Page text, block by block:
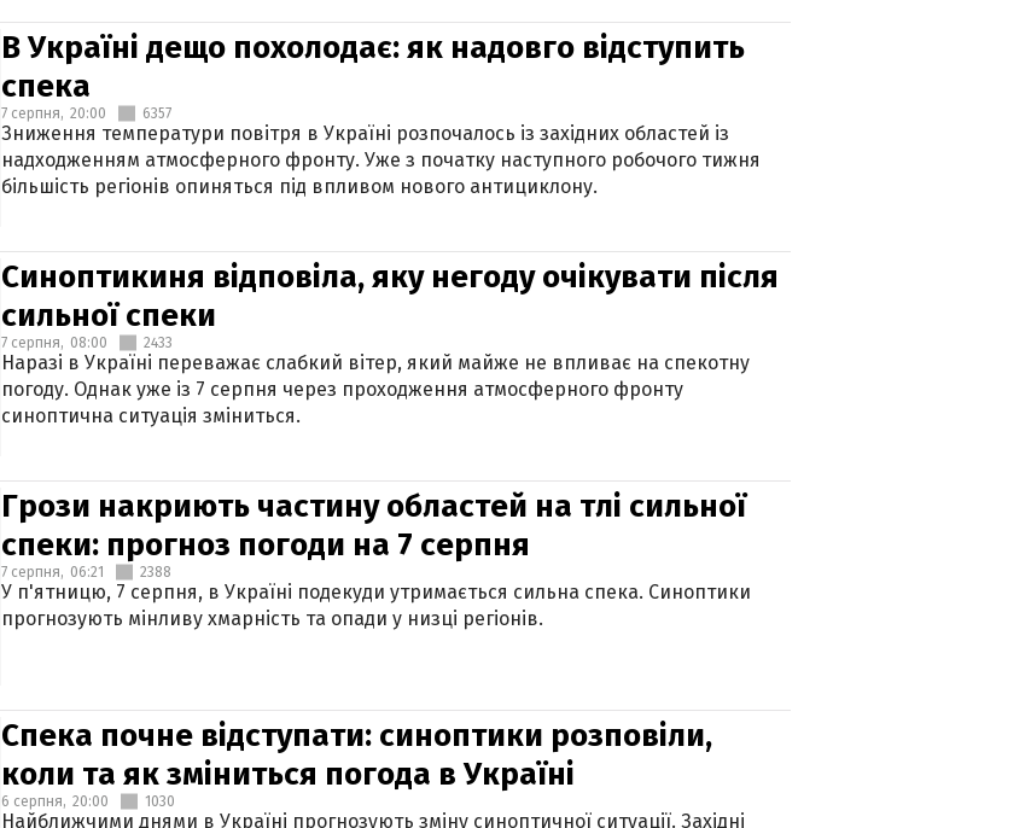
В Україні дещо похолодає: як надовго відступить
спека
7 серпня, 20:00 6357
Зниження температури повітря в Україні розпочалось із західних областей із
надходженням атмосферного фронту. Уже з початку наступного робочого тижня
більшість регіонів опиняться під впливом нового антициклону.
Синоптикиня відповіла, яку негоду очікувати після
сильної спеки
7 серпня, 08:00 2433
Наразі в Україні переважає слабкий вітер, який майже не впливає на спекотну
погоду. Однак уже із 7 серпня через проходження атмосферного фронту
синоптична ситуація зміниться.
Грози накриють частину областей на тлі сильної
спеки: прогноз погоди на 7 серпня
7 серпня, 06:21 2388
У п'ятницю, 7 серпня, в Україні подекуди утримається сильна спека. Синоптики
прогнозують мінливу хмарність та опади у низці регіонів.
Спека почне відступати: синоптики розповіли,
коли та як зміниться погода в Україні
6 серпня, 20:00 1030
Найближчими днями в Україні прогнозують зміну синоптичної ситуації. Західні